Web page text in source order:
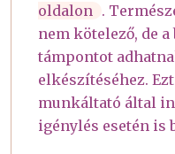
oldalon .
nem kötelező, de
támpontot
elkészítéséhez.
munkáltató által
igénylés esetén is